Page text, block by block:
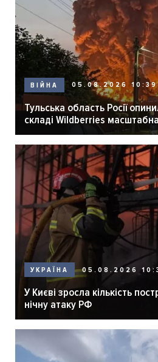
ВІЙНА 05.08.2026 10:39
Тульська область Росії
складі Wildberries
УКРАЇНА 05.08.2026
У Києві зросла кількість
нічну атаку РФ